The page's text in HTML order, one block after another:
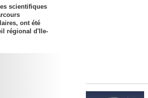
scientifiques
ont été
régional d'Ile-